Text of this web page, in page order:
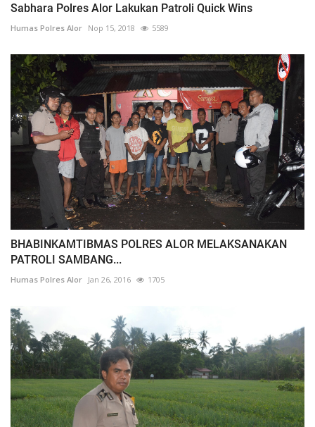
Sabhara Polres Alor Lakukan Patroli Quick Wins
Humas Polres Alor Nop 15, 2018 5589
BHABINKAMTIBMAS POLRES ALOR MELAKSANAKAN
PATROLI SAMBANG...
Humas Polres Alor Jan 26, 2016 1705